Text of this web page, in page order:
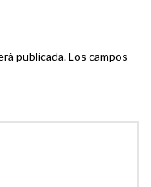
publicada.Los campos